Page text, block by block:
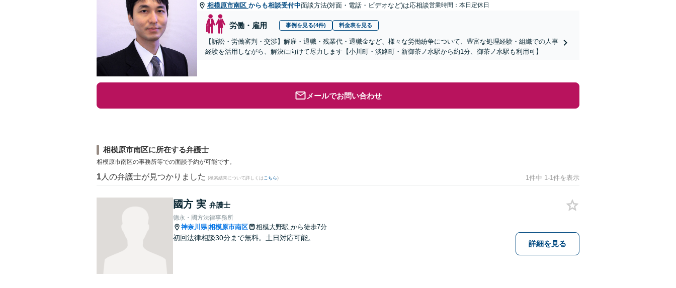
相模原市南区 からも相談受付中面談方法(対面・電話・ビデオなど)は応相談営業時間：本日定休日
労働・雇用 事例を見る(4件) 料金表を見る
【訴訟・労働審判・交渉】解雇・退職・残業代・退職金など、様々な労働紛争について、豊富な処理経験・組織での人事
経験を活用しながら、解決に向けて尽力します【小川町・淡路町・新御茶ノ水駅から約1分、御茶ノ水駅も利用可】
メールでお問い合わせ
相模原市南区に所在する弁護士
相模原市南区の事務所等での面談予約が可能です。
1 人の弁護士が見つかりました (検索結果について詳しくは こちら) 1件中 1-1件を表示
國方 実 弁護士
德永・國方法律事務所
神奈川県|相模原市南区 相模大野駅 から徒歩7分
初回法律相談30分まで無料。土日対応可能。
詳細を見る